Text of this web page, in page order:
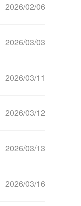
2026/02/06
2026/03/03
2026/03/11
2026/03/12
2026/03/13
2026/03/16